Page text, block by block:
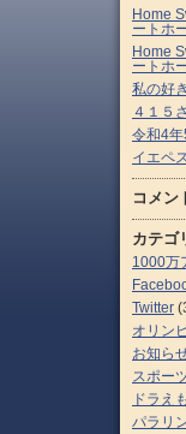
Home
ートホ
Home
ートホ
私の好
４１５
令和4
イエペ
コメン
カテゴ
1000万
Twitter
オリン
お知ら
スポー
ドラえ
パラリ